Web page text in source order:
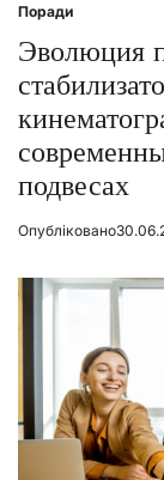
Posted
in
Поради
Эволюция
подвесах
Опубліковано